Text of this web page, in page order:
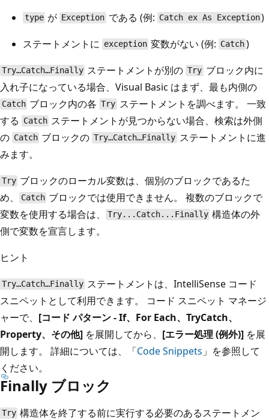
type が Exception である (例: Catch ex As Exception)
ステートメントに exception 変数がない (例: Catch)
Try…Catch…Finally ステートメントが別のTryブロック内に
入れ子になっている場合、Visual Basic はまず、最も内側の
Catch ブロック内の各Tryステートメントを調べます。 一致
する
Catch ステートメントが見つからない場合、検索は外側
の Catch ブロックの Try…Catch…Finally ステートメントに進
みます。
Try ブロックのローカル変数は、個別のブロックであるた
め、
Catch ブロックでは使用できません。 複数のブロックで
変数を使用する場合は、
Try...Catch...Finally 構造体の外
側で変数を宣言します。
ヒント
Try…Catch…Finally ステートメントは、IntelliSense コード
スニペットとして利用できます。 コード スニペット マネージ
ャーで、 [コード パターン - If、For Each、TryCatch、
Property、その他] を展開してから、 [エラー処理 (例外)] を展
開します。 詳細については、「Code Snippets 」を参照して
ください。
Finally ブロック
Try 構造体を終了する前に実行する必要のあるステートメン